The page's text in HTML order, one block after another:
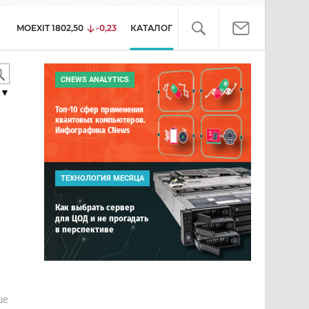
MOEXIT 1802,50 -0,23 КАТАЛОГ
▼
CNEWS ANALYTICS
Топ-10 сфер применения
квантовых компьютеров.
Инфографика CNews
ТЕХНОЛОГИЯ МЕСЯЦА
Как выбрать сервер
для ЦОД и не прогадать
в перспективе